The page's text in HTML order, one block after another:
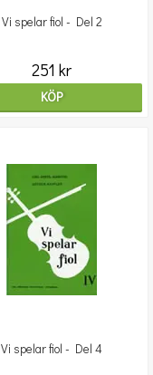
Vi spelar fiol - Del 2
251 kr
KÖP
Vi spelar fiol - Del 4